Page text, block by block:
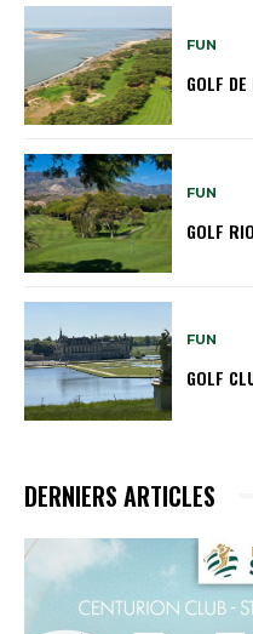
FUN
GOLF
FUN
GOLF
FUN
GOLF
DERNIERS ARTICLES